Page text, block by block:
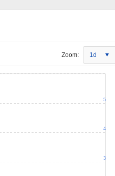
Zoom: 1d
3
4
5